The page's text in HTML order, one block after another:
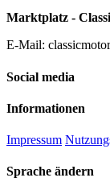
Marktplatz -
E-Mail:
Social media
Informationen
Impressum
Sprache ändern